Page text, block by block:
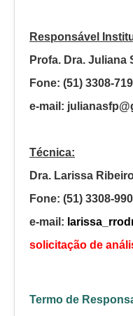
Responsável
Profa. Dra. Juliana
Fone: (51) 3308-
e-mail:
Técnica:
Dra. Larissa
Fone: (51) 3308-
e-mail:
solicitação de
Termo de